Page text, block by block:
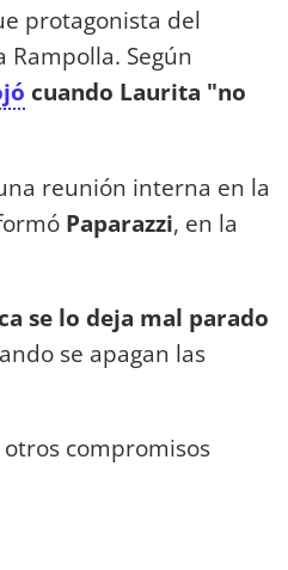
protagonista del
Según
cuando Laurita "no
reunión interna en la
Paparazzi, en la
se lo deja mal parado
se apagan las
compromisos